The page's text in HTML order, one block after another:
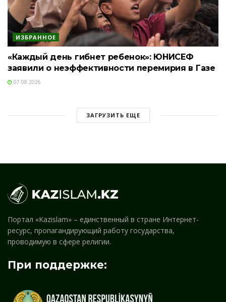
ИЗБРАННОЕ
«Каждый день гибнет ребенок»: ЮНИСЕФ
заявили о неэффективности перемирия в Газе
07.08.2026
ЗАГРУЗИТЬ ЕЩЕ
Портал «Kazislam» – единственный в стране Интернет-
ресурс, пропагандирующий работу государства,
проводимую в сфере религии.
При поддержке: